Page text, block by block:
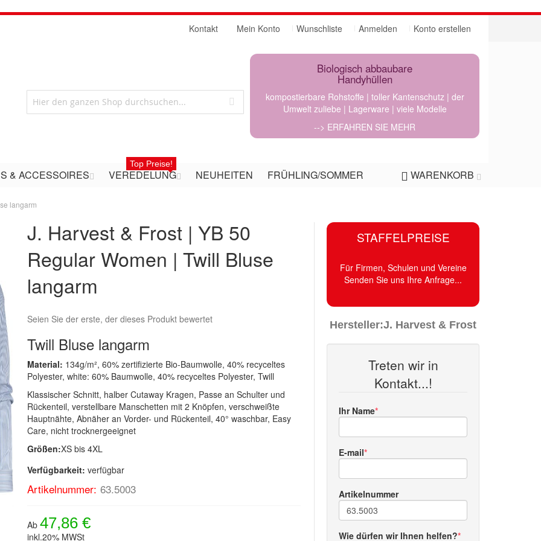
Mein Konto Wunschliste Anmelden Konto erstellen
Kontakt
Biologisch abbaubare
Handyhüllen
kompostierbare Rohstoffe | toller Kantenschutz | der
Umwelt zuliebe | Lagerware | viele Modelle
--> ERFAHREN SIE MEHR
WARENKORB
& ACCESSOIRES VEREDELUNG
Top Preise!
NEUHEITEN FRÜHLING/SOMMER
langarm
J. Harvest & Frost | YB 50
Regular Women | Twill Bluse
langarm
Seien Sie der erste, der dieses Produkt bewertet
Twill Bluse langarm
Material: 134g/m², 60% zertifizierte Bio-Baumwolle, 40% recyceltes
Polyester, white: 60% Baumwolle, 40% recyceltes Polyester, Twill
Klassischer Schnitt, halber Cutaway Kragen, Passe an Schulter und
Rückenteil, verstellbare Manschetten mit 2 Knöpfen, verschweißte
Hauptnähte, Abnäher an Vorder- und Rückenteil, 40° waschbar, Easy
Care, nicht trocknergeeignet
Größen:XS bis 4XL
Verfügbarkeit: verfügbar
Artikelnummer: 63.5003
Ab 47,86 €
inkl.20% MWSt
STAFFELPREISE
Für Firmen, Schulen und Vereine
Senden Sie uns Ihre Anfrage...
Hersteller:J. Harvest & Frost
Treten wir in
Kontakt...!
Ihr Name
E-mail
Artikelnummer
Wie dürfen wir Ihnen helfen?